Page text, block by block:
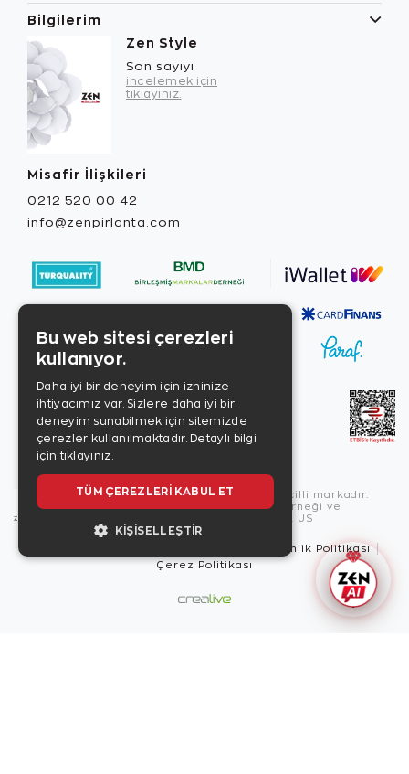
Bilgilerim
Zen Style
Son sayıyı
incelemek için
tıklayınız.
Misafir İlişkileri
0212 520 00 42
info@zenpirlanta.com
Copyright © 2026, Zen Diamond tescilli markadır.
Zen Diamond Birleşmiş Markalar Derneği ve
Turquality Destek Programı üyesidir. US
Güvenlik Politikası
Çerez Politikası
Bu web sitesi çerezleri
kullanıyor.
Daha iyi bir deneyim için izninize
ihtiyacımız var. Sizlere daha iyi bir
deneyim sunabilmek için sitemizde
çerezler kullanılmaktadır. Detaylı bilgi
için tıklayınız.
TÜM ÇEREZLERI KABUL ET
KIŞISELLEŞTIR